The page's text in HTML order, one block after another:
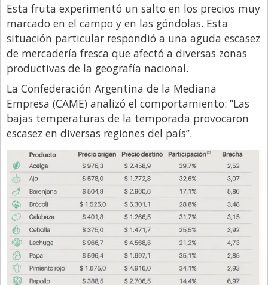
Santa Fe
Show Business
Sociedad
Tecnología
Tendencias
Viajes
Esta fruta experimentó un salto en los precios muy
marcado en el campo y en las góndolas. Esta
situación particular respondió a una aguda escasez
de mercadería fresca que afectó a diversas zonas
productivas de la geografía nacional.
La Confederación Argentina de la Mediana
Empresa (CAME) analizó el comportamiento: “Las
bajas temperaturas de la temporada provocaron
escasez en diversas regiones del país”.